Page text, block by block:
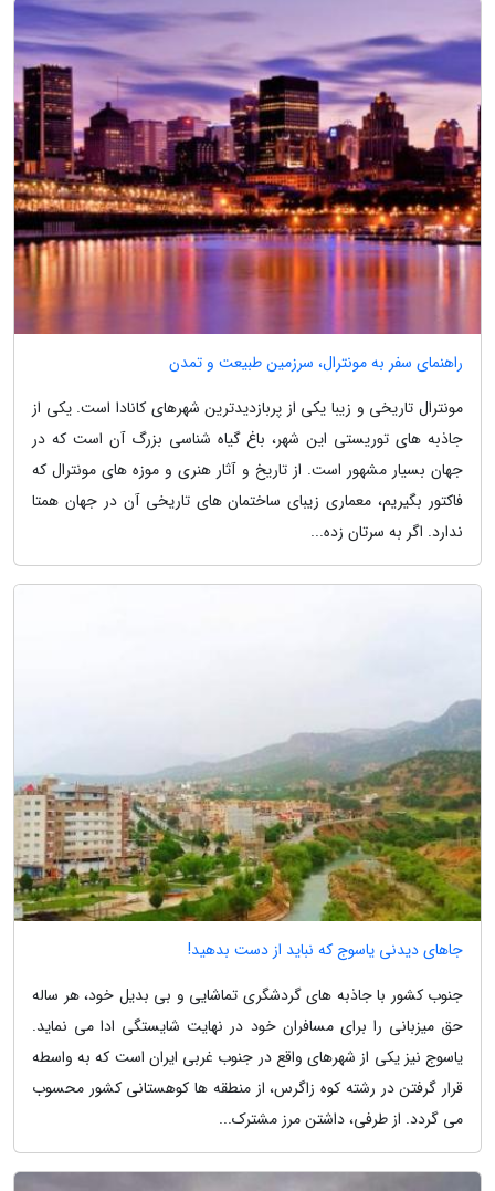
راهنمای سفر به مونترال، سرزمین طبیعت و تمدن
مونترال تاریخی و زیبا یکی از پربازدیدترین شهرهای کانادا است. یکی از
جاذبه های توریستی این شهر، باغ گیاه شناسی بزرگ آن است که در
جهان بسیار مشهور است. از تاریخ و آثار هنری و موزه های مونترال که
فاکتور بگیریم، معماری زیبای ساختمان های تاریخی آن در جهان همتا
ندارد. اگر به سرتان زده...
جاهای دیدنی یاسوج که نباید از دست بدهید!
جنوب کشور با جاذبه های گردشگری تماشایی و بی بدیل خود، هر ساله
حق میزبانی را برای مسافران خود در نهایت شایستگی ادا می نماید.
یاسوج نیز یکی از شهرهای واقع در جنوب غربی ایران است که به واسطه
قرار گرفتن در رشته کوه زاگرس، از منطقه ها کوهستانی کشور محسوب
می گردد. از طرفی، داشتن مرز مشترک...